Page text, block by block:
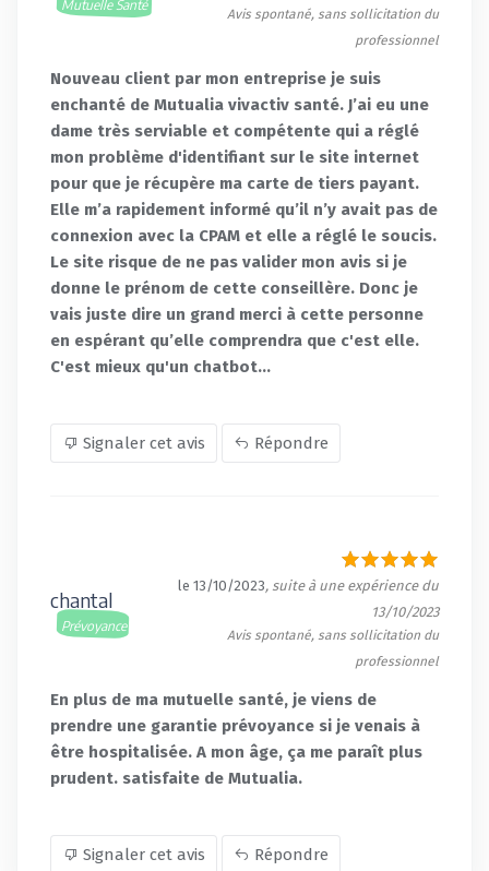
Mutuelle Santé
Avis spontané, sans sollicitation du
professionnel
Nouveau client par mon entreprise je suis
enchanté de Mutualia vivactiv santé. J’ai eu une
dame très serviable et compétente qui a réglé
mon problème d'identifiant sur le site internet
pour que je récupère ma carte de tiers payant.
Elle m’a rapidement informé qu’il n’y avait pas de
connexion avec la CPAM et elle a réglé le soucis.
Le site risque de ne pas valider mon avis si je
donne le prénom de cette conseillère. Donc je
vais juste dire un grand merci à cette personne
en espérant qu’elle comprendra que c'est elle.
C'est mieux qu'un chatbot...
Signaler cet avis Répondre
chantal
Prévoyance
le 13/10/2023, suite à une expérience du
13/10/2023
Avis spontané, sans sollicitation du
professionnel
En plus de ma mutuelle santé, je viens de
prendre une garantie prévoyance si je venais à
être hospitalisée. A mon âge, ça me paraît plus
prudent. satisfaite de Mutualia.
Signaler cet avis Répondre